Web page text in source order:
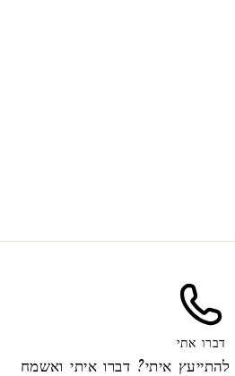
דברו אתי
איתי? דברו איתי ואשמח